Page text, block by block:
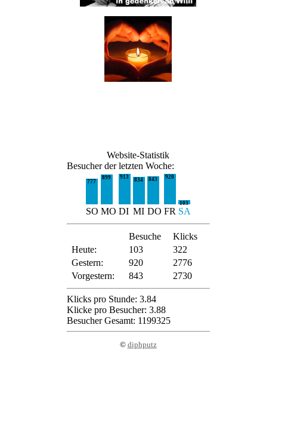
Website-Statistik
Besucher der letzten Woche:
777
899 913 834 843 920
103
SO MO DI MI DO FR SA
Besuche
Klicks
Heute:
103
322
Gestern:
920
2776
Vorgestern:
843 2730
Klicks pro Stunde: 3.84
Klicke pro Besucher: 3.88
Besucher Gesamt: 1199325
© diphputz